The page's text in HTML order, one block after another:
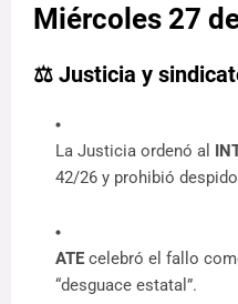
Miércoles 27
⚖️ Justicia y
La Justicia ordenó al
42/26 y prohibió
ATE celebró el fallo
“desguace estatal”.